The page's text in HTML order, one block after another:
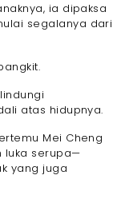
ia dipaksa
segalanya dari
atas hidupnya.
Mei Cheng
luka serupa—
yang juga